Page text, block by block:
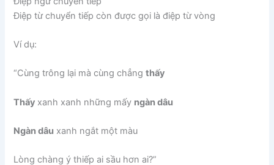
Điệp từ chuyển tiếp còn được gọi là điệp từ vòng
Ví dụ:
“Cùng trông lại mà cùng chẳngthấy
Thấy xanh xanh những mấy ngàn dâu
Ngàn dâu xanh ngắt một màu
Lòng chàng ý thiếp ai sầu hơn ai?”